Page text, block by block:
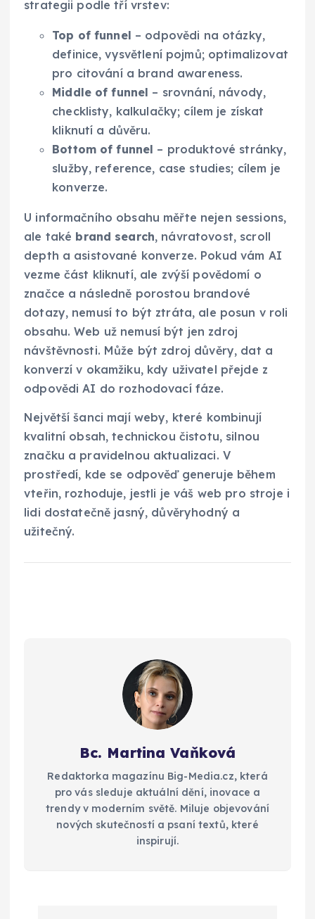
strategii podle tří vrstev:
Top of funnel – odpovědi na otázky,
definice, vysvětlení pojmů; optimalizovat
pro citování a brand awareness.
Middle of funnel – srovnání, návody,
checklisty, kalkulačky; cílem je získat
kliknutí a důvěru.
Bottom of funnel – produktové stránky,
služby, reference, case studies; cílem je
konverze.
U informačního obsahu měřte nejen sessions,
ale také brand search, návratovost, scroll
depth a asistované konverze. Pokud vám AI
vezme část kliknutí, ale zvýší povědomí o
značce a následně porostou brandové
dotazy, nemusí to být ztráta, ale posun v roli
obsahu. Web už nemusí být jen zdroj
návštěvnosti. Může být zdroj důvěry, dat a
konverzí v okamžiku, kdy uživatel přejde z
odpovědi AI do rozhodovací fáze.
Největší šanci mají weby, které kombinují
kvalitní obsah, technickou čistotu, silnou
značku a pravidelnou aktualizaci. V
prostředí, kde se odpověď generuje během
vteřin, rozhoduje, jestli je váš web pro stroje i
lidi dostatečně jasný, důvěryhodný a
užitečný.
Bc. Martina Vaňková
Redaktorka magazínu Big-Media.cz, která
pro vás sleduje aktuální dění, inovace a
trendy v moderním světě. Miluje objevování
nových skutečností a psaní textů, které
inspirují.